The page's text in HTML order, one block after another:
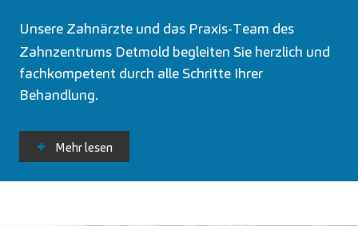
Unsere Zahnärzte und das Praxis-Team des
Zahnzentrums Detmold begleiten Sie herzlich und
fachkompetent durch alle Schritte Ihrer
Behandlung.
Mehr lesen